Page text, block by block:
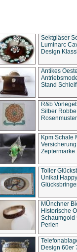
Sektgläser
Luminarc
Design
Antikes
Stand
R&b
Silber
Kpm Schale
Zeptermarke
Toller
Unikat
MÜnchner
Historische
Schaumgold
Perlen
Design 60er